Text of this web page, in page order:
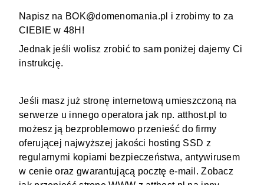
Napisz na BOK@domenomania.pl i zrobimy to za
CIEBIE w 48H!
Jednak jeśli wolisz zrobić to sam poniżej dajemy Ci
instrukcję.
Jeśli masz już stronę internetową umieszczoną na
serwerze u innego operatora jak np. atthost.pl to
możesz ją bezproblemowo przenieść do firmy
oferującej najwyższej jakości hosting SSD z
regularnymi kopiami bezpieczeństwa, antywirusem
w cenie oraz gwarantującą pocztę e-mail. Zobacz